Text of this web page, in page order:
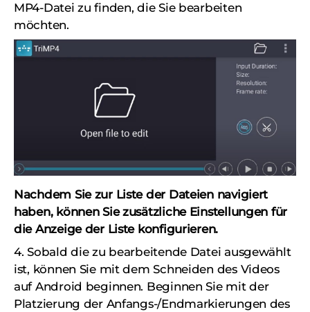
MP4-Datei zu finden, die Sie bearbeiten
möchten.
Nachdem Sie zur Liste der Dateien navigiert
haben, können Sie zusätzliche Einstellungen für
die Anzeige der Liste konfigurieren.
4. Sobald die zu bearbeitende Datei ausgewählt
ist, können Sie mit dem Schneiden des Videos
auf Android beginnen. Beginnen Sie mit der
Platzierung der Anfangs-/Endmarkierungen des